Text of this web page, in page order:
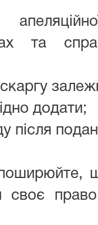
та
додати;
після
своє